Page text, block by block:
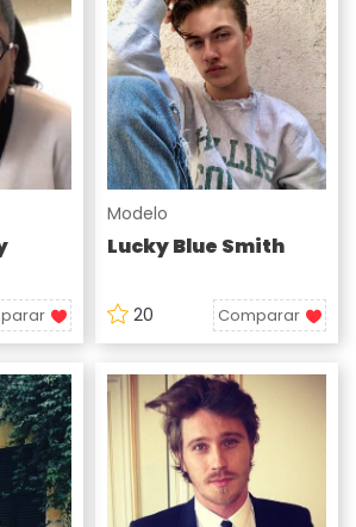
Modelo
Lucky Blue Smith
20 Comparar